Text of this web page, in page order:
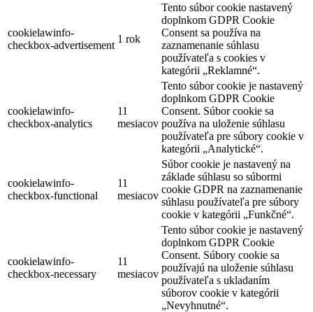
cookielawinfo-
checkbox-advertisement
1 rok
Tento súbor cookie nastavený
doplnkom GDPR Cookie
Consent sa používa na
zaznamenanie súhlasu
používateľa s cookies v
kategórii „Reklamné“.
cookielawinfo-
checkbox-analytics
11
mesiacov
Tento súbor cookie je nastavený
doplnkom GDPR Cookie
Consent. Súbor cookie sa
používa na uloženie súhlasu
používateľa pre súbory cookie v
kategórii „Analytické“.
cookielawinfo-
checkbox-functional
11
mesiacov
Súbor cookie je nastavený na
základe súhlasu so súbormi
cookie GDPR na zaznamenanie
súhlasu používateľa pre súbory
cookie v kategórii „Funkčné“.
cookielawinfo-
checkbox-necessary
11
mesiacov
Tento súbor cookie je nastavený
doplnkom GDPR Cookie
Consent. Súbory cookie sa
používajú na uloženie súhlasu
používateľa s ukladaním
súborov cookie v kategórii
„Nevyhnutné“.